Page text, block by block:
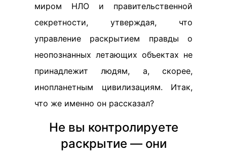
миром НЛО и правительственной
секретности, утверждая, что
управление раскрытием правды о
неопознанных летающих объектах не
принадлежит людям, а, скорее,
инопланетным цивилизациям. Итак,
что же именно он рассказал?
Не вы контролируете
раскрытие — они